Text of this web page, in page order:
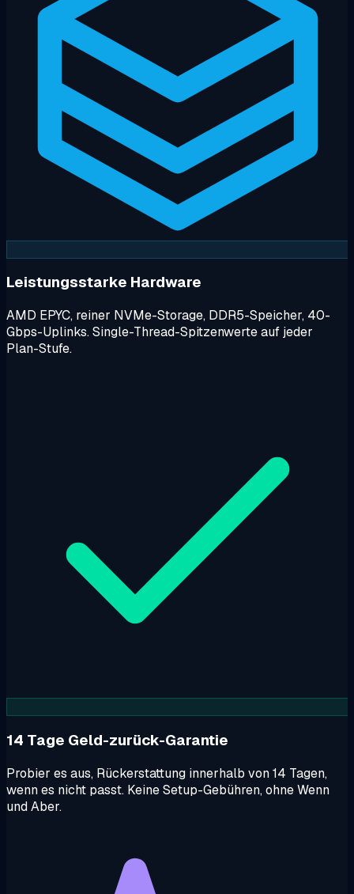
Leistungsstarke Hardware
AMD EPYC, reiner NVMe-Storage, DDR5-Speicher, 40-
Gbps-Uplinks. Single-Thread-Spitzenwerte auf jeder
Plan-Stufe.
14 Tage Geld-zurück-Garantie
Probier es aus, Rückerstattung innerhalb von 14 Tagen,
wenn es nicht passt. Keine Setup-Gebühren, ohne Wenn
und Aber.